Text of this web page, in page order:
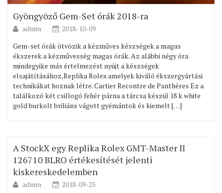
Gyöngyöző Gem-Set órák 2018-ra
admin
2018-10-09
Gem-set órák ötvözik a kézműves készségek a magas
ékszerek a kézművesség magas órák. Az alábbi négy óra
mindegyike más értelmezést nyújt a készségek
elsajátításához,Replika Rolex amelyek kiváló ékszergyártási
technikákat hoznak létre. Cartier Recontre de Panthères Ez a
találkozó két csillogó fehér párna a tárcsa készül 18 k white
gold burkolt briliáns vágott gyémántok és kiemelt […]
A StockX egy Replika Rolex GMT-Master II
126710 BLRO értékesítését jelenti
kiskereskedelemben
admin 2018-09-25